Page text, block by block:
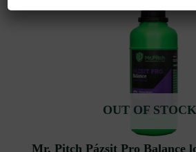
OUT OF STOCK
Mr. Pitch Pázsit Pro Balance